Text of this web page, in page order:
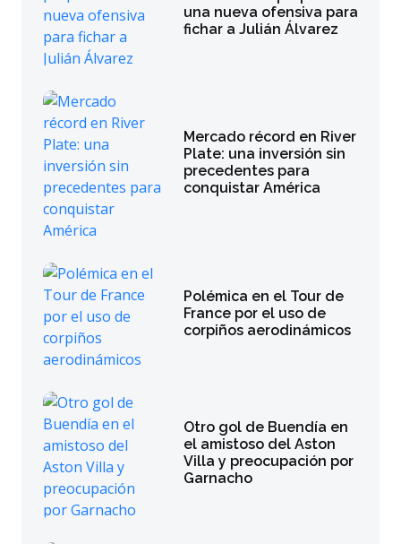
una nueva ofensiva para
fichar a Julián Álvarez
Mercado récord en River
Plate: una inversión sin
precedentes para
conquistar América
Polémica en el Tour de
France por el uso de
corpiños aerodinámicos
Otro gol de Buendía en
el amistoso del Aston
Villa y preocupación por
Garnacho